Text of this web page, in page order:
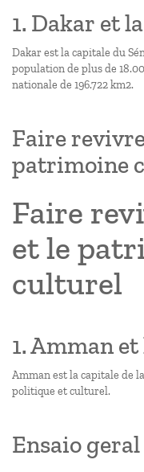
1. Dakar et
Dakar est la capitale du
population de plus de
nationale de 196.722 km2.
Faire
patrimoine
Faire
et le
culturel
1. Amman
Amman est la capitale de
politique et culturel.
Ensaio geral